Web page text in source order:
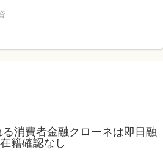
消費者金融クローネは即日融
籍確認なし